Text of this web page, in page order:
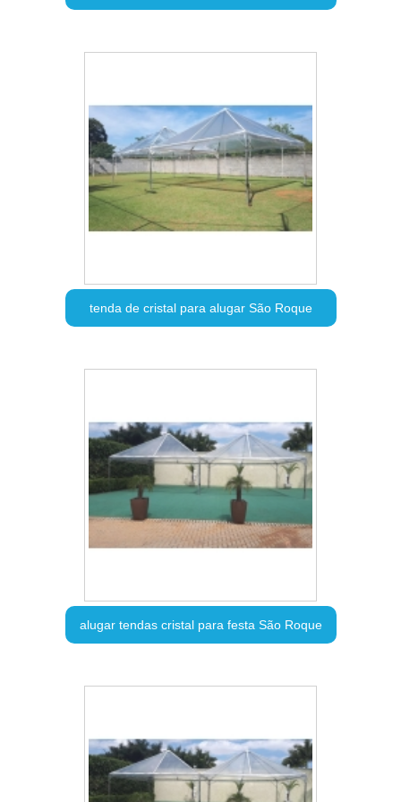
tenda de cristal para alugar São Roque
alugar tendas cristal para festa São Roque